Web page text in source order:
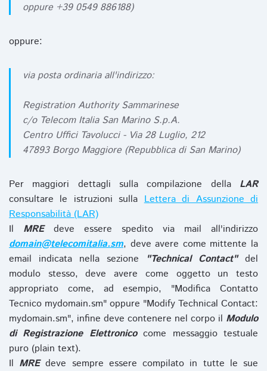
oppure +39 0549 886188)
oppure:
via posta ordinaria all'indirizzo:
Registration Authority Sammarinese
c/o Telecom Italia San Marino S.p.A.
Centro Uffici Tavolucci - Via 28 Luglio, 212
47893 Borgo Maggiore (Repubblica di San Marino)
Per maggiori dettagli sulla compilazione della LAR
consultare le istruzioni sullaLettera di Assunzione di
Responsabilità (LAR)
Il MREdeve essere spedito via mail all'indirizzo
domain@telecomitalia.sm, deve avere come mittente la
email indicata nella sezione
"Technical Contact"del
modulo stesso, deve avere come oggetto un testo
appropriato come, ad esempio, "Modifica Contatto
Tecnico mydomain.sm" oppure "Modify Technical Contact:
mydomain.sm", infine deve contenere nel corpo il Modulo
di Registrazione Elettronicocome messaggio testuale
puro (plain text).
Il MREdeve sempre essere compilato in tutte le sue